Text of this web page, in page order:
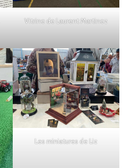
Vitrine de Laurent Martinez
Les miniatures de Liz